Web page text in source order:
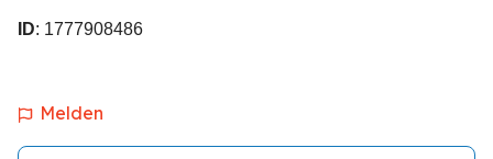
ID: 1777908486
Melden